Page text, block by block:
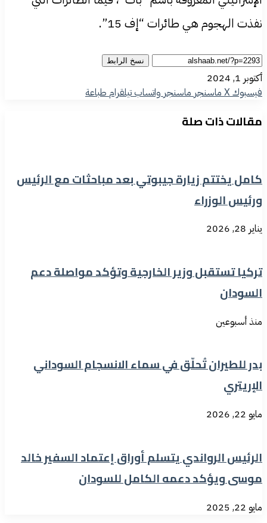
نفذت الهجوم هي طائرات “إف 15”.
نسخ الرابط
أكتوبر 1, 2024
فيسبوك‫Xماسنجر ماسنجر واتسابتيلقرامطباعة
مقالات ذات صلة
كامل يختتم زيارة جيبوتي بعد مباحثات مع الرئيس
ورئيس الوزراء
يناير 28, 2026
تركيا تستقبل وزير الخارجية وتؤكد مواصلة دعم
السودان
منذ أسبوعين
بدر للطيران تُحلّق في سماء الانسجام السوداني
الإريتري
مايو 22, 2026
الرئيس الرواندي يتسلم أوراق إعتماد السفير خالد
موسى ويؤكد دعمه الكامل للسودان
مايو 22, 2025